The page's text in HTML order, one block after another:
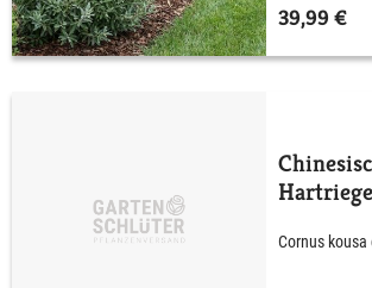
39,99 €
Cornus